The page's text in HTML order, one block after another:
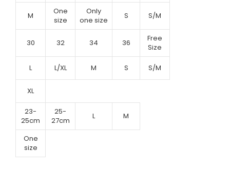
M
One
size
Only
one size
S S/M
30 32 34 36
Free
Size
L L/XL M S S/M
XL
23-
25cm
25-
27cm
L M
One
size